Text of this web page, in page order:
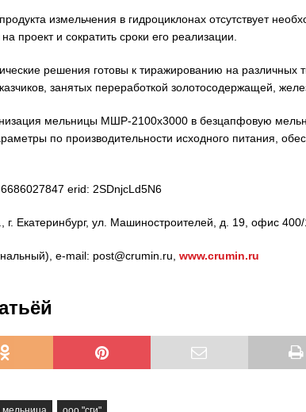
измельчения в гидроциклонах отсутствует
проект и сократить сроки его реализации.
решения готовы к тиражированию на различных
занятых переработкой золотосодержащей,
мельницы МШР-2100х3000 в безцапфовую
по производительности исходного питания,
erid: 2SDnjcLd5N6
г. Екатеринбург, ул. Машиностроителей, д. 19, офис
e-mail: post@crumin.ru, www.crumin.ru